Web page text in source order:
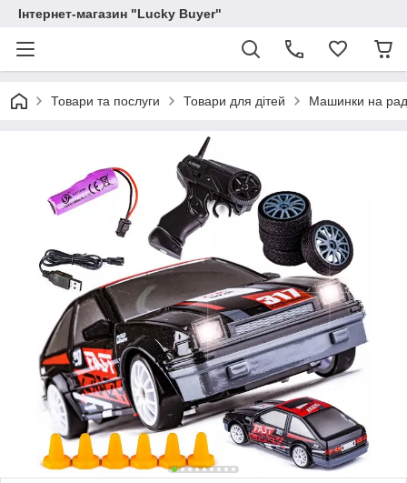
Інтернет-магазин "Lucky Buyer"
Товари та послуги Товари для дітей Машинки на